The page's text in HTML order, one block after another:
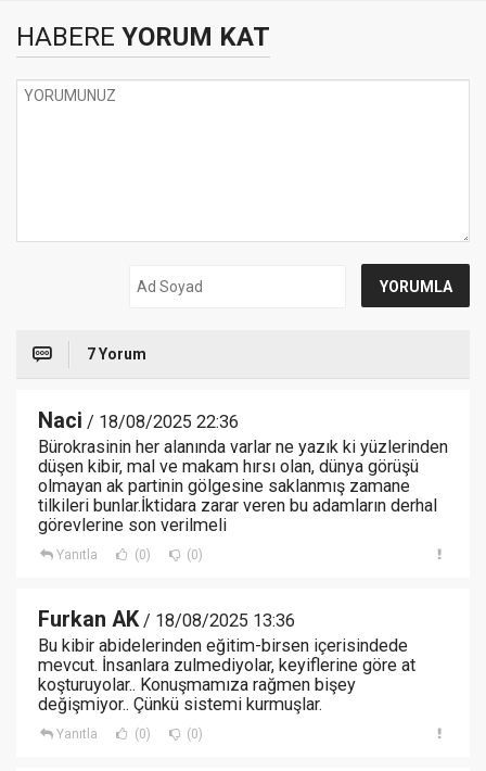
HABERE YORUM KAT
7 Yorum
Naci / 18/08/2025 22:36
Bürokrasinin her alanında varlar ne yazık ki yüzlerinden
düşen kibir, mal ve makam hırsı olan, dünya görüşü
olmayan ak partinin gölgesine saklanmış zamane
tilkileri bunlar.İktidara zarar veren bu adamların derhal
görevlerine son verilmeli
Yanıtla (0) (0)
Furkan AK/ 18/08/2025 13:36
Bu kibir abidelerinden eğitim-birsen içerisindede
mevcut. İnsanlara zulmediyolar, keyiflerine göre at
koşturuyolar.. Konuşmamıza rağmen bişey
değişmiyor.. Çünkü sistemi kurmuşlar.
Yanıtla (0) (0)